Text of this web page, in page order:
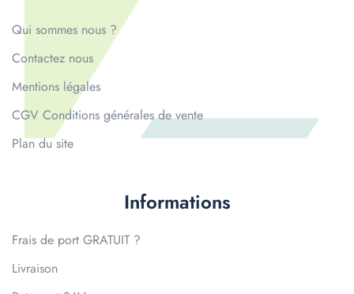
Qui sommes nous ?
Contactez nous
Mentions légales
CGV Conditions générales de vente
Plan du site
Informations
Frais de port GRATUIT ?
Livraison